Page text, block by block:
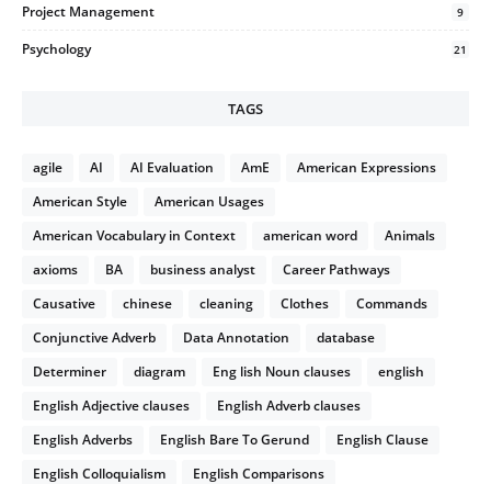
Project Management 9
Psychology 21
TAGS
agile AI AI Evaluation AmE
American Expressions
American Style
American Usages
American Vocabulary in Context
american word
Animals
axioms
BA business analyst
Career Pathways
Causative
chinese cleaning Clothes
Commands
Conjunctive Adverb
Data Annotation
database
Determiner
diagram Eng lish Noun clauses
english
English Adjective clauses
English Adverb clauses
English Adverbs
English Bare To Gerund
English Clause
English Colloquialism
English Comparisons